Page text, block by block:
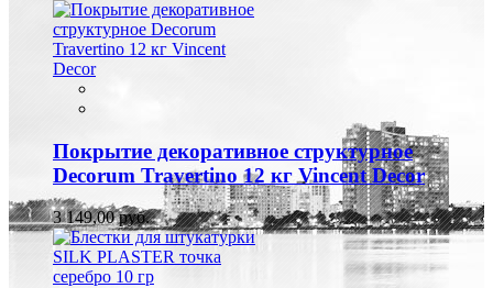
Покрытие декоративное структурное
Decorum Travertino 12 кг Vincent Decor
3 149,00 руб.